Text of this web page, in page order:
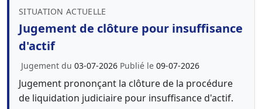
SITUATION ACTUELLE
Jugement de clôture pour insuffisance
d'actif
Jugement du 03-07-2026 Publié le 09-07-2026
Jugement prononçant la clôture de la procédure
de liquidation judiciaire pour insuffisance d'actif.